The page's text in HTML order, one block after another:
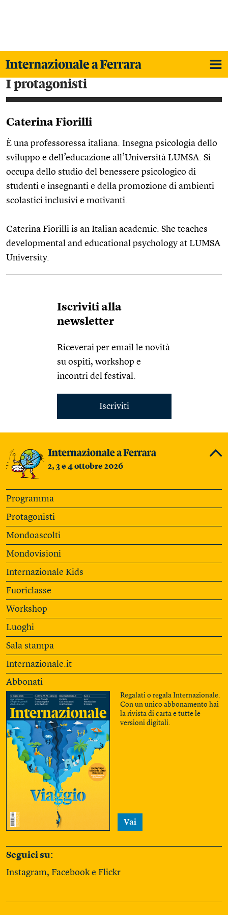
i protagonisti
Caterina Fiorilli
È una professoressa italiana. Insegna psicologia dello
sviluppo e dell’educazione all’Università LUMSA. Si
occupa dello studio del benessere psicologico di
studenti e insegnanti e della promozione di ambienti
scolastici inclusivi e motivanti.
Caterina Fiorilli is an Italian academic. She teaches
developmental and educational psychology at LUMSA
University.
Iscriviti alla
newsletter
Riceverai per email le novità
su ospiti, workshop e
incontri del festival.
Iscriviti
2, 3 e 4 ottobre 2026
Programma
Protagonisti
Mondoascolti
Mondovisioni
Internazionale Kids
Fuoriclasse
Workshop
Luoghi
Sala stampa
Internazionale.it
Abbonati
Regalati o regala Internazionale.
Con un unico abbonamento hai
la rivista di carta e tutte le
versioni digitali.
Vai
Seguici su:
Instagram, Facebook e Flickr